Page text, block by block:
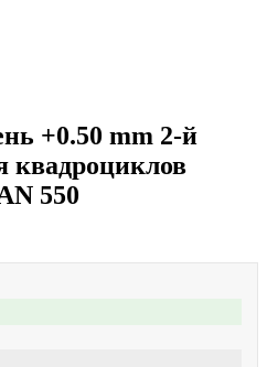
+0.50 mm 2-й
квадроциклов
550